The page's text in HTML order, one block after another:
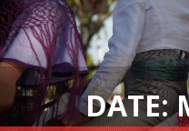
DATE: